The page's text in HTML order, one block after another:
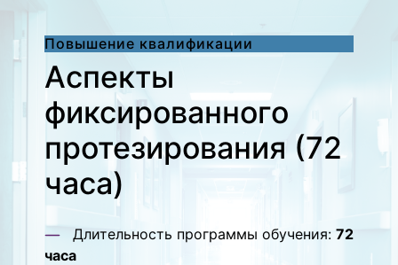
Повышение квалификации
Аспекты
фиксированного
протезирования (72
часа)
Длительность программы обучения: 72
часа